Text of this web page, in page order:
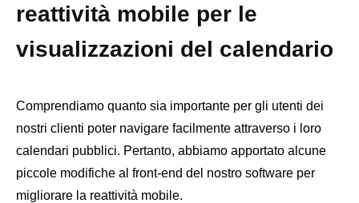
reattività mobile per le
visualizzazioni del calendario
Comprendiamo quanto sia importante per gli utenti dei
nostri clienti poter navigare facilmente attraverso i loro
calendari pubblici. Pertanto, abbiamo apportato alcune
piccole modifiche al front-end del nostro software per
migliorare la reattività mobile.